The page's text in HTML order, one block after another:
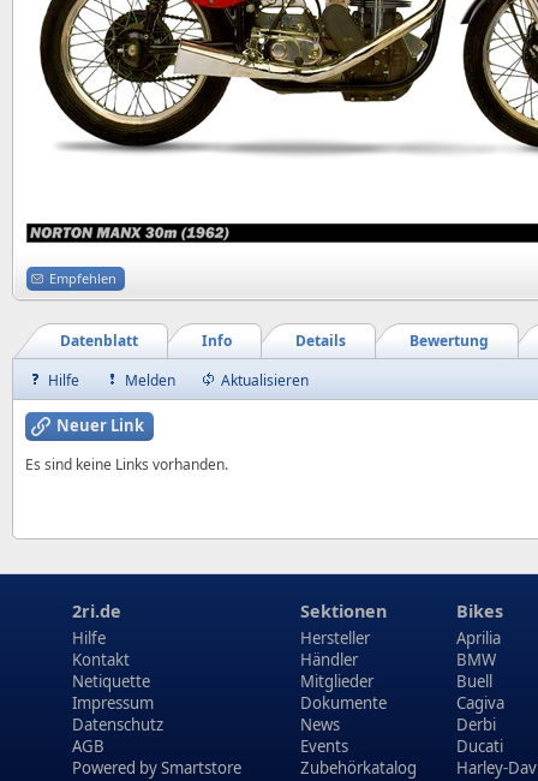
Empfehlen
Bewertung
Details
Info
Datenblatt
Hilfe
Melden Aktualisieren
Neuer Link
Es sind keine Links vorhanden.
2ri.de
Hilfe
Kontakt
Netiquette
Impressum
Datenschutz
AGB
Powered bySmartstore
Sektionen
Hersteller
Händler
Mitglieder
Dokumente
News
Events
Zubehörkatalog
Bikes
Aprilia
BMW
Buell
Cagiva
Derbi
Ducati
Harley-